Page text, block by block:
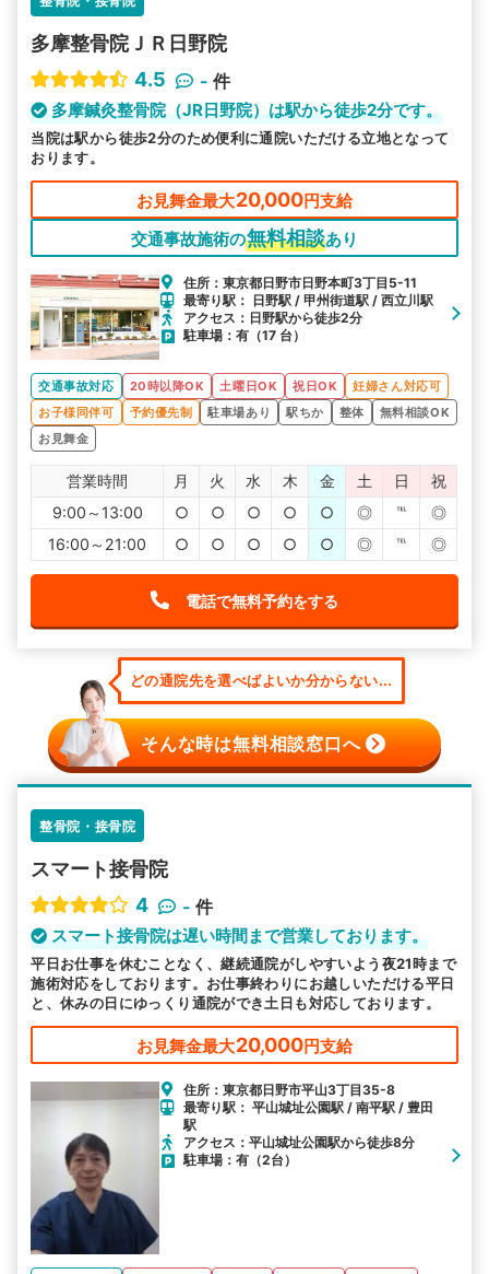
多摩整骨院ＪＲ日野院
4.5
- 件
多摩鍼灸整骨院（JR日野院）は駅から徒歩2分です。
当院は駅から徒歩2分のため便利に通院いただける立地となって
おります。
お見舞金最大20,000円支給
交通事故施術の無料相談あり
住所：東京都日野市日野本町3丁目5-11
最寄り駅： 日野駅 / 甲州街道駅 / 西立川駅
アクセス：日野駅から徒歩2分
駐車場：有（17 台）
交通事故対応 20時以降OK 土曜日OK 祝日OK
妊婦さん対応可
お子様同伴可
予約優先制 駐車場あり 駅ちか 整体
無料相談OK
お見舞金
営業時間 月 火 水 木 金 土 日
祝
9:00～13:00
○ ○ ○ ○ ○ ◎ ℡
◎
16:00～21:00
○ ○ ○ ○ ○ ◎ ℡ ◎
電話で無料予約をする
どの通院先を選べばよいか分からない...
そんな時は無料相談窓口へ
整骨院・接骨院
スマート接骨院
4
- 件
スマート接骨院は遅い時間まで営業しております。
平日お仕事を休むことなく、継続通院がしやすいよう夜21時まで
施術対応をしております。お仕事終わりにお越しいただける平日
と、休みの日にゆっくり通院ができ土日も対応しております。
お見舞金最大20,000円支給
住所：東京都日野市平山3丁目35-8
最寄り駅： 平山城址公園駅 / 南平駅 / 豊田
駅
アクセス：平山城址公園駅から徒歩8分
駐車場：有（2台）